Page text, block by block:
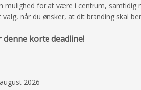
for at være i centrum, samtidig
når du ønsker, at dit branding skal
denne korte deadline!
2026